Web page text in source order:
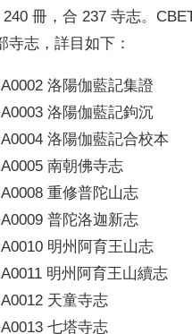
冊 ，合 237 寺志。
寺志 ，詳目如下 ：
洛陽伽藍記集證
洛陽伽藍記鉤沉
洛陽伽藍記合校本
南朝佛寺志
重修普陀山志
普陀洛迦新志
明州阿育王山志
明州阿育王山續志
天童寺志
七塔寺志